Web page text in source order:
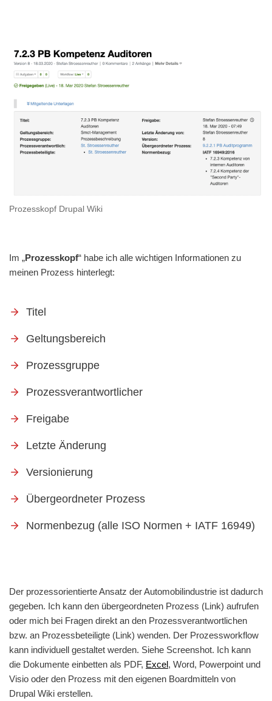
Prozesskopf Drupal Wiki
Im „Prozesskopf“ habe ich alle wichtigen Informationen zu
meinen Prozess hinterlegt:
Titel
Geltungsbereich
Prozessgruppe
Prozessverantwortlicher
Freigabe
Letzte Änderung
Versionierung
Übergeordneter Prozess
Normenbezug (alle ISO Normen + IATF 16949)
Der prozessorientierte Ansatz der Automobilindustrie ist dadurch
gegeben. Ich kann den übergeordneten Prozess (Link) aufrufen
oder mich bei Fragen direkt an den Prozessverantwortlichen
bzw. an Prozessbeteiligte (Link) wenden. Der Prozessworkflow
kann individuell gestaltet werden. Siehe Screenshot. Ich kann
die Dokumente einbetten als PDF, Excel, Word, Powerpoint und
Visio oder den Prozess mit den eigenen Boardmitteln von
Drupal Wiki erstellen.